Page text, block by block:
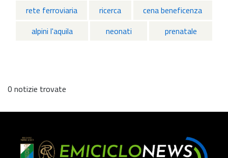
rete ferroviaria
ricerca
cena beneficenza
alpini l'aquila
neonati prenatale
0 notizie trovate